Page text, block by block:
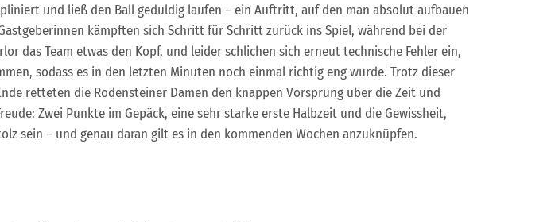
und ließ den Ball geduldig laufen – ein Auftritt, auf den man absolut aufbauen
kämpften sich Schritt für Schritt zurück ins Spiel, während bei der
das Team etwas den Kopf, und leider schlichen sich erneut technische Fehler ein,
sodass es in den letzten Minuten noch einmal richtig eng wurde. Trotz dieser
retteten die Rodensteiner Damen den knappen Vorsprung über die Zeit und
Zwei Punkte im Gepäck, eine sehr starke erste Halbzeit und die Gewissheit,
sein – und genau daran gilt es in den kommenden Wochen anzuknüpfen.